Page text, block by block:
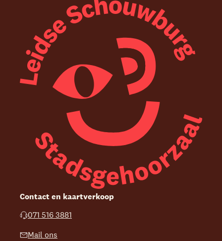
Contact en kaartverkoop
071 516 3881
Mail ons